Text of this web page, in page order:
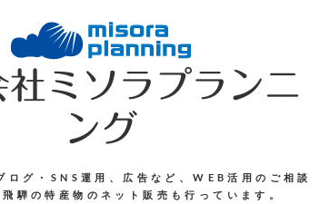
社ミソラプランニ
ング
ログ・SNS運用、広告など、WEB活用のご相談
騨の特産物のネット販売も行っています。